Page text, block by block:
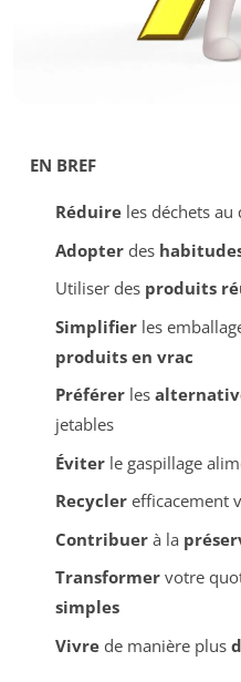
EN BREF
Réduireles déchets au
Adopterdes
Utiliser des produits
Simplifierles
produits en vrac
Préférerles
jetables
Éviterle gaspillage
Recyclerefficacement
Contribuerà la
Transformervotre
simples
Vivrede manière plus